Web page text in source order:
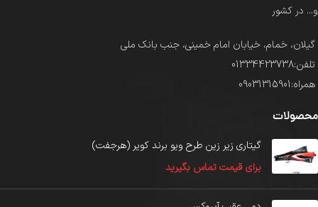
و... در کشور
گیلان، خمام، خیابان امام خمینی، جنب بانک ملی
تلفن:01334423738
همراه:09031315901
محصولات
گیتاری زیر زین طرح ویو برند کویر (هرجفت)
برای قیمت تماس بگیرید